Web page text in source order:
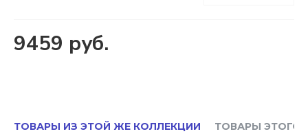
9459 руб.
ТОВАРЫ ИЗ ЭТОЙ ЖЕ КОЛЛЕКЦИИ ТОВАРЫ ЭТОГО